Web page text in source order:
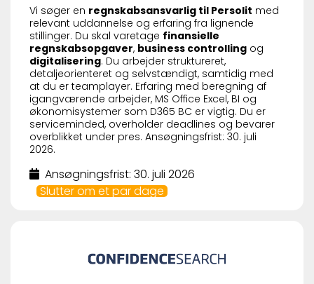
Vi søger en regnskabsansvarlig til Persolit med
relevant uddannelse og erfaring fra lignende
stillinger. Du skal varetage finansielle
regnskabsopgaver, business controlling og
digitalisering. Du arbejder struktureret,
detaljeorienteret og selvstændigt, samtidig med
at du er teamplayer. Erfaring med beregning af
igangværende arbejder, MS Office Excel, BI og
økonomisystemer som D365 BC er vigtig. Du er
serviceminded, overholder deadlines og bevarer
overblikket under pres. Ansøgningsfrist: 30. juli
2026.
Ansøgningsfrist: 30. juli 2026
Slutter om et par dage